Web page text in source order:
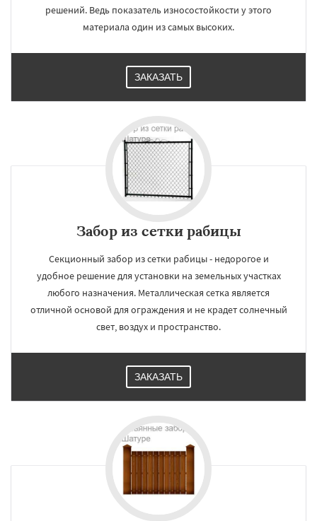
решений. Ведь показатель износостойкости у этого
материала один из самых высоких.
ЗАКАЗАТЬ
Забор из сетки рабицы
Секционный забор из сетки рабицы - недорогое и
удобное решение для установки на земельных участках
любого назначения. Металлическая сетка является
отличной основой для ограждения и не крадет солнечный
свет, воздух и пространство.
ЗАКАЗАТЬ